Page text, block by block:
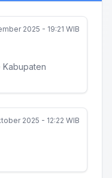
2025 - 19:21 WIB
Kabupaten
2025 - 12:22 WIB